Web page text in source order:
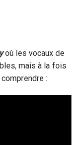
où les vocaux de
mais à la fois
: